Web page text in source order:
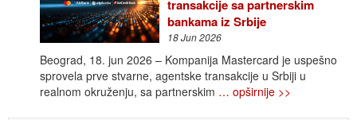
transakcije sa partnerskim
bankama iz Srbije
18 Jun 2026
Beograd, 18. jun 2026 – Kompanija Mastercard je uspešno
sprovela prve stvarne, agentske transakcije u Srbiji u
realnom okruženju, sa partnerskim … opširnije >>